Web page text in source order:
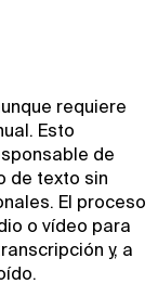
requiere
Esto
de
de texto sin
El proceso
o vídeo para
y, a